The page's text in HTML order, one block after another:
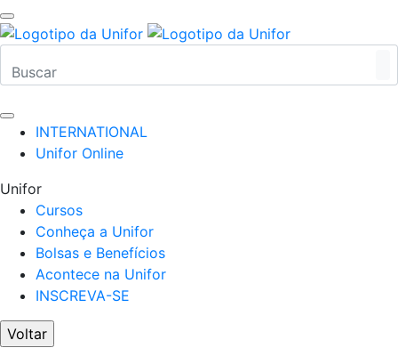
INTERNATIONAL
Unifor Online
Unifor
Cursos
Conheça a Unifor
Bolsas e Benefícios
Acontece na Unifor
INSCREVA-SE
Voltar